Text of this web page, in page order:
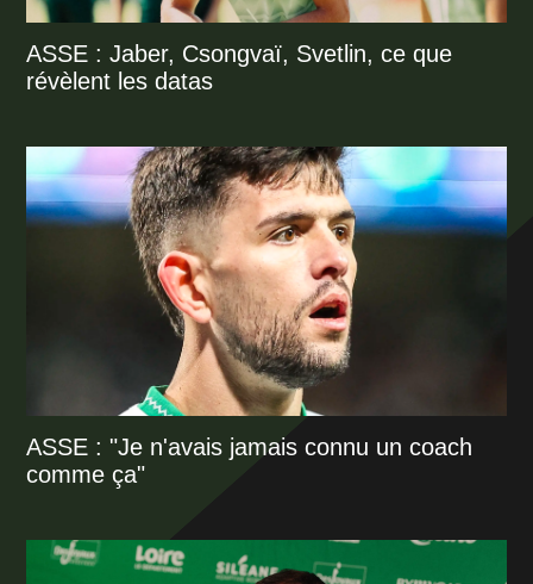
ASSE : Jaber, Csongvaï, Svetlin, ce que
révèlent les datas
ASSE : "Je n'avais jamais connu un coach
comme ça"